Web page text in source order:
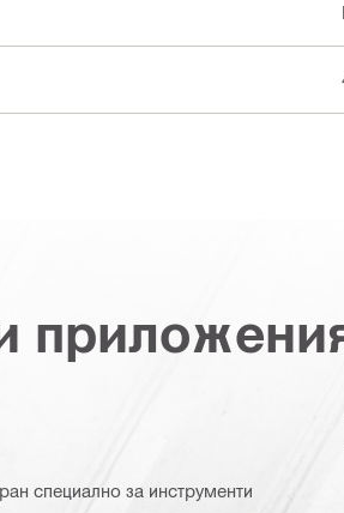
специално за инструменти